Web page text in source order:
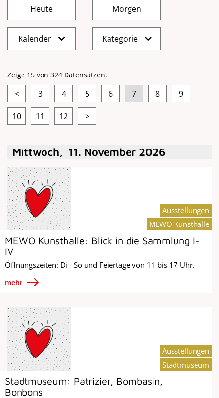
Kalender Kategorie
Zeige 15 von 324 Datensätzen.
< 3 4 5 6 7 8 9
10 11 12 >
Mittwoch, 11. November 2026
MEWO Kunsthalle: Blick in die Sammlung I-
IV
Öffnungszeiten: Di - So und Feiertage von 11 bis 17 Uhr.
mehr
Ausstellungen
MEWO Kunsthalle
Stadtmuseum: Patrizier, Bombasin,
Bonbons
Ausstellungen
Stadtmuseum